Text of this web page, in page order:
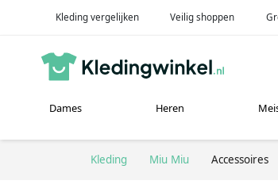
Kleding vergelijken Veilig shoppen
Dames Heren
Kleding Miu Miu Accessoires